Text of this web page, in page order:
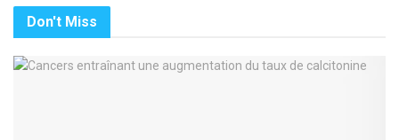
Don't Miss